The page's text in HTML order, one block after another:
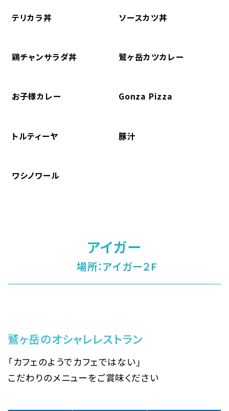
テリカラ丼 ソースカツ丼
鶏チャンサラダ丼 鷲ヶ岳カツカレー
お子様カレー Gonza Pizza
トルティーヤ 豚汁
ワシノワール
アイガー
場所：アイガー２F
鷲ヶ岳のオシャレレストラン
「カフェのようでカフェではない」
こだわりのメニューをご賞味ください